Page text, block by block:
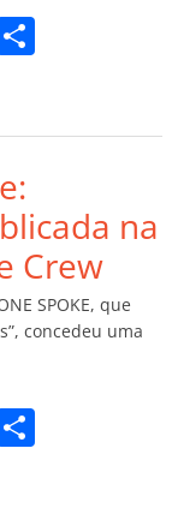
p
til
h
ar
na
Crew
SPOKE, que
concedeu uma